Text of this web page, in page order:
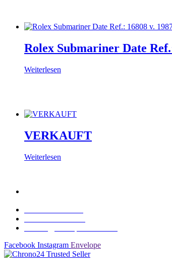
Rolex Submariner Date
Weiterlesen
VERKAUFT
Weiterlesen
Facebook Instagram Envelope